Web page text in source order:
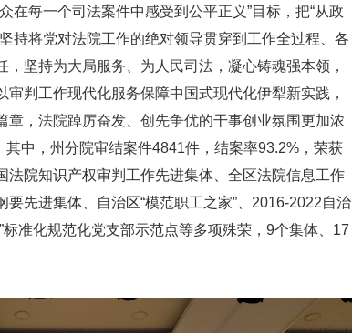
在每一个司法案件中感受到公平正义”目标，把“从政
持将党对法院工作的绝对领导贯穿到工作全过程、各
坚持为大局服务、为人民司法，凝心铸魂强本领，
判工作现代化服务保障中国式现代化伊犁新实践，
章，法院踔厉奋发、创先争优的干事创业氛围更加浓
中，州分院审结案件4841件，结案率93.2%，荣获
法院知识产权审判工作先进集体、全区法院信息工作
先进集体、自治区“模范职工之家”、2016-2022自治
标准化规范化党支部示范点等多项殊荣，9个集体、17